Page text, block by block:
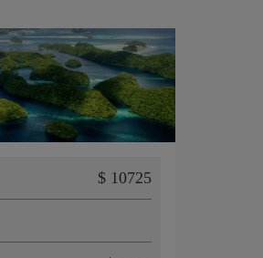
$ 10725